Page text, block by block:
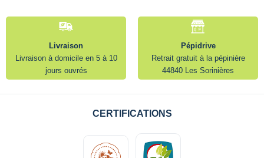
Livraison
Livraison à domicile en 5 à 10
jours ouvrés
Pépidrive
Retrait gratuit à la pépinière
44840 Les Sorinières
CERTIFICATIONS